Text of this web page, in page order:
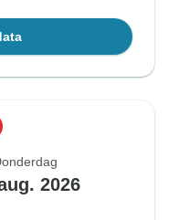
2026